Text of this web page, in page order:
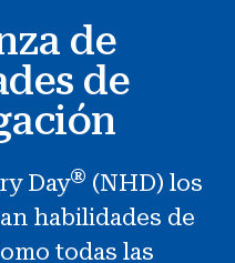
de
de
de
Day® (NHD) los
habilidades de
todas las